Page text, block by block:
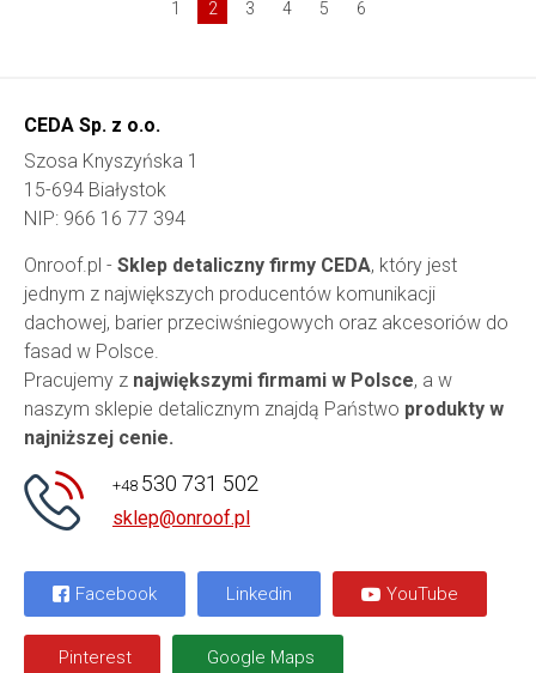
1 2 3 4 5 6
CEDA Sp. z o.o.
Szosa Knyszyńska 1
15-694 Białystok
NIP: 966 16 77 394
Onroof.pl - Sklep detaliczny firmy CEDA, który jest
jednym z największych producentów komunikacji
dachowej, barier przeciwśniegowych oraz akcesoriów do
fasad w Polsce.
Pracujemy z największymi firmami w Polsce, a w
naszym sklepie detalicznym znajdą Państwo produkty w
najniższej cenie.
+48 530 731 502
sklep@onroof.pl
Facebook Linkedin YouTube
Pinterest Google Maps